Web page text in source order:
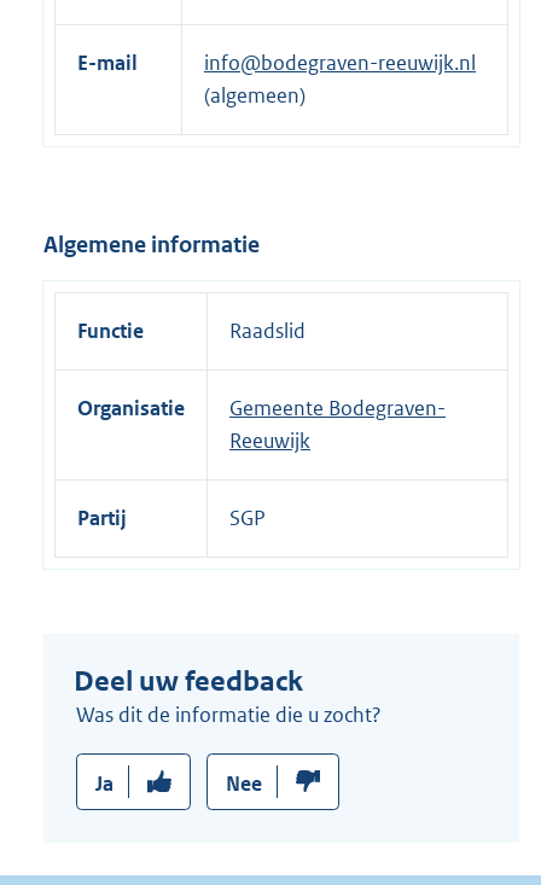
t
e
r
e
n
k
E-mail
info@bodegraven-reeuwijk.nl
(algemeen)
Algemene informatie
Functie Raadslid
Organisatie
Gemeente Bodegraven-
Reeuwijk
Partij SGP
Deel uw feedback
Was dit de informatie die u zocht?
Ja Nee